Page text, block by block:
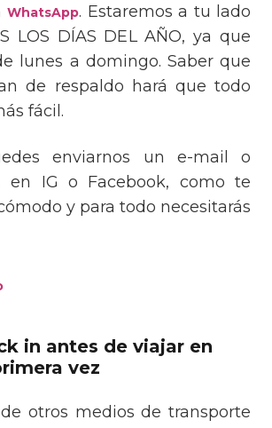
WhatsApp. Estaremos a tu lado
LOS DÍAS DEL AÑO, ya que
lunes a domingo. Saber que
de respaldo hará que todo
fácil.
enviarnos un e-mail o
en IG o Facebook, como te
y para todo necesitarás
in antes de viajar en
vez
otros medios de transporte